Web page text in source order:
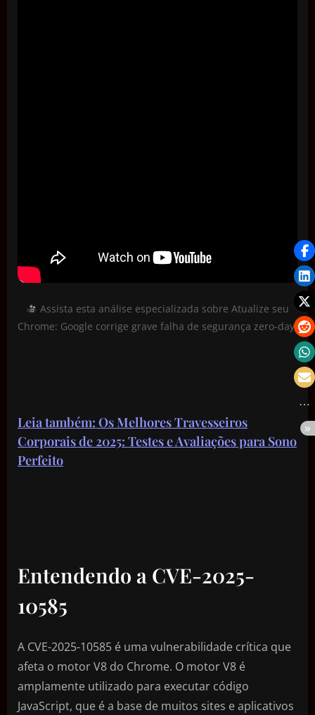
Assista esta análise especializada sobre Atualize seu
Chrome: Google corrige grave falha de segurança zero-day!
Leia também: Os Melhores Travesseiros
Corporais de 2025: Testes e Avaliações para Sono
Perfeito
Entendendo a CVE-2025-
10585
A CVE-2025-10585 é uma vulnerabilidade crítica que
afeta o motor V8 do Chrome. O motor V8 é
amplamente utilizado para executar código
JavaScript, que é a base de muitos sites e aplicativos